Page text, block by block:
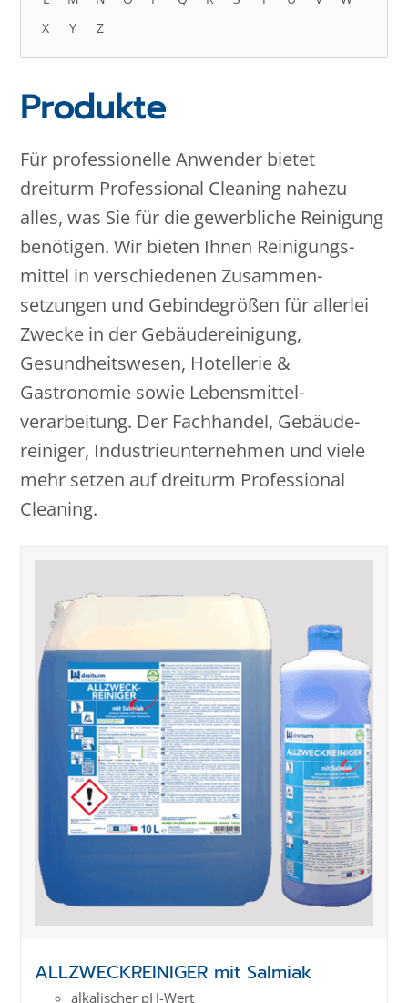
X
Y Z
Produkte
Für professionelle Anwender bietet
dreiturm Professional Cleaning nahezu
alles, was Sie für die gewerbliche Reinigung
benötigen. Wir bieten Ihnen Reinigungs­
mittel in verschiedenen Zusammen­
setzungen und Gebinde­größen für allerlei
Zwecke in der Gebäude­reinigung,
Gesundheits­wesen, Hotellerie &
Gastronomie sowie Lebensmittel­
verarbeitung. Der Fachhandel, Gebäude­
reiniger, Industrie­unternehmen und viele
mehr setzen auf dreiturm Professional
Cleaning.
ALLZWECKREINIGER mit Salmiak
alkalischer pH-Wert